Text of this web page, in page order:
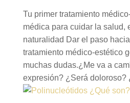
Tu primer tratamiento
médica para cuidar la salud,
naturalidad Dar el paso
tratamiento médico-estético
muchas dudas.¿Me va a
expresión? ¿Será doloroso?